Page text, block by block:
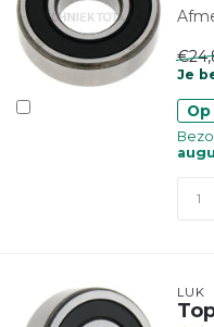
Je
LUK